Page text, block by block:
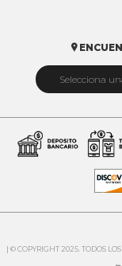

Selecciona
Cuenca
Riobamba
| © COPYRIGHT 2025. TODOS